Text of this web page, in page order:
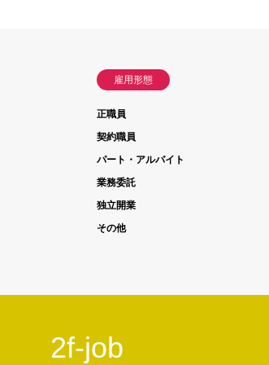
雇用形態
正職員
契約職員
パート・アルバイト
業務委託
独立開業
その他
2f-job